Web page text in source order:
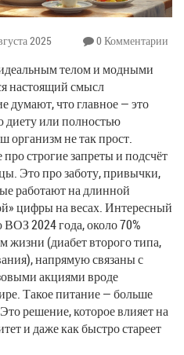
2025 0 Комментарии
телом и модными
настоящий смысл
думают, что главное — это
диету или полностью
организм не так прост.
строгие запреты и подсчёт
Это про заботу, привычки,
работают на длинной
цифры на весах. Интересный
2024 года, около 70%
жизни (диабет второго типа,
напрямую связаны с
акциями вроде
Такое питание — больше
решение, которое влияет на
и даже как быстро стареет